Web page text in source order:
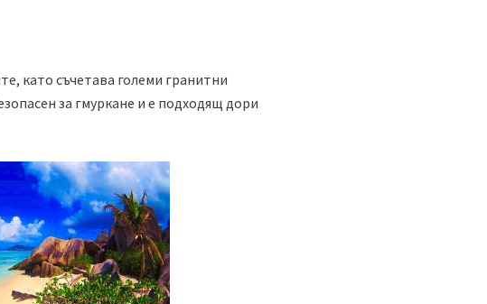
като съчетава големи гранитни
за гмуркане и е подходящ дори